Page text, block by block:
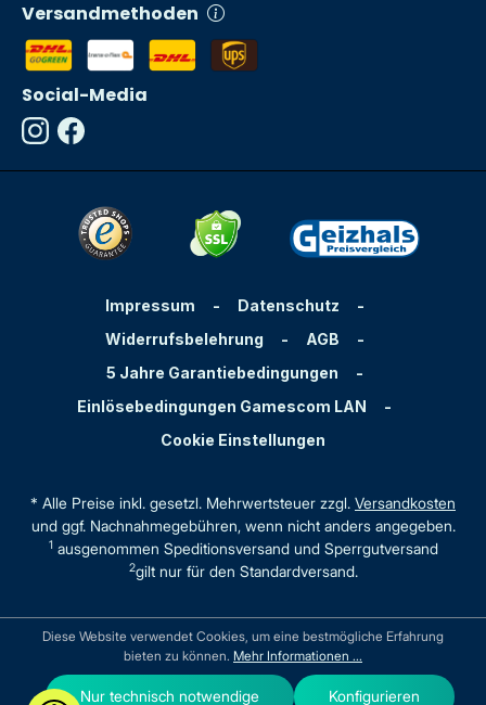
Versandmethoden
Social-Media
Impressum - Datenschutz
-
Widerrufsbelehrung
- AGB
-
5 Jahre Garantiebedingungen
-
Einlösebedingungen Gamescom LAN
-
Cookie Einstellungen
* Alle Preise inkl. gesetzl. Mehrwertsteuer zzgl. Versandkosten
und ggf. Nachnahmegebühren, wenn nicht anders angegeben.
1ausgenommen Speditionsversand und Sperrgutversand
2gilt nur für den Standardversand.
Diese Website verwendet Cookies, um eine bestmögliche Erfahrung
bieten zu können. Mehr Informationen ...
Nur technisch notwendige Konfigurieren